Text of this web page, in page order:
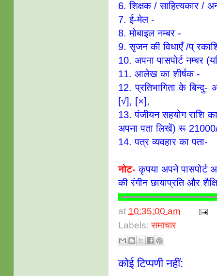
6. शिक्षक / साहित्यकार /
7. ई-मेल -
8. मोबाइल नम्बर -
9. सृजन की विधाएँ /प्
10. अपना पासपोर्ट नम्बर
11. आलेख का शीर्षक -
12. प्रतिभागिता के बिन्दु-
[√], [×],
13. पंजीयन सहयोग राशि
अपना पता लिखें) रू
14. पत्र व्यवहार का पता-
नोट- कृपया अपने पासपोर्ट
की रंगीन छायाप्रति और
at 10:35:00 am
Labels:समाचार
कोई टिप्पणी नहीं: